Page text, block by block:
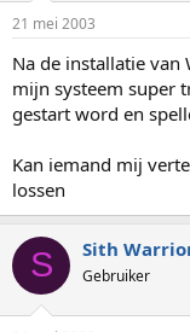
s
t
a
r
t
r
m
21 mei 2003
Na de installatie
mijn systeem super
gestart word en
Kan iemand mij
lossen
S Sith
Gebruiker